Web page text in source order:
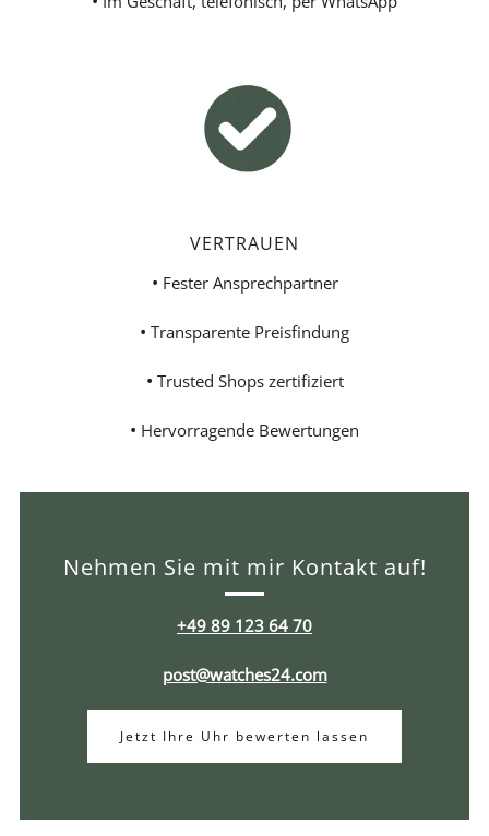
VERTRAUEN
• Fester Ansprechpartner
• Transparente Preisfindung
• Trusted Shops zertifiziert
• Hervorragende Bewertungen
Nehmen Sie mit mir Kontakt auf!
+49 89 123 64 70
post@watches24.com
Jetzt Ihre Uhr bewerten lassen